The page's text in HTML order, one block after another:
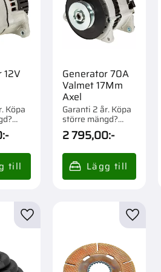
Köpa
1 st.
:-
Generator 70A
Valmet 17Mm
Axel
Garanti 2 år. Köpa
större mängd?
Förpackad om 1/72
st.
2 795,00:-
Lägg till i favoriter Lägg